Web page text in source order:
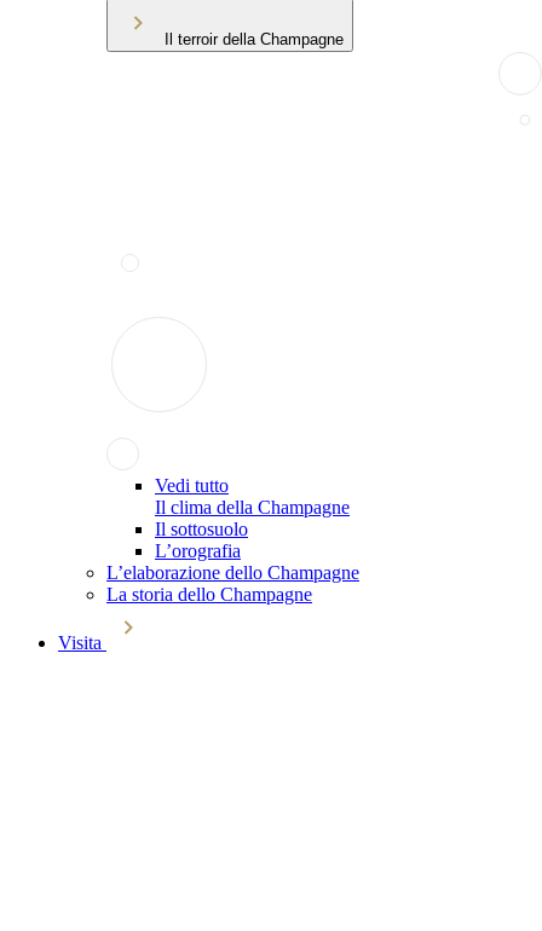
Il terroir della Champagne
Vedi tutto
Il clima della Champagne
Il sottosuolo
L’orografia
L’elaborazione dello Champagne
La storia dello Champagne
Visita